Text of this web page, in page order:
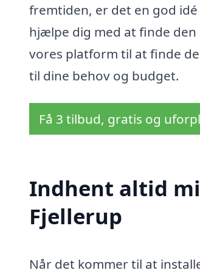
fremtiden, er det en god
hjælpe dig med at finde den
vores platform til at finde
til dine behov og budget.
Få 3 tilbud, gratis og
Indhent altid
Fjellerup
Når det kommer til at